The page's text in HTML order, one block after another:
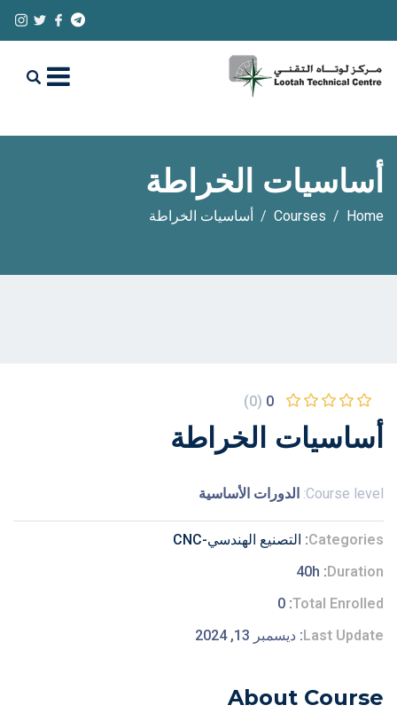
أساسيات الخراطة
Home
Courses أساسيات الخراطة
0
(0)
أساسيات الخراطة
Course level: الدورات الأساسية
Categories التصنيع الهندسي-CNC
Duration
Total Enrolled
Last Update ديسمبر 13, 2024
About Course